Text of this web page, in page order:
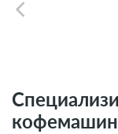
кофемашин